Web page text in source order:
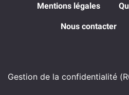
Mentions légales
Nous contacter
Gestion de la confidentialité